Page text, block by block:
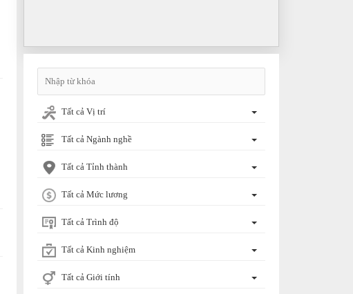
Tất cả Vị trí
Tất cả Ngành nghề
Tất cả Tỉnh thành
Tất cả Mức lương
Tất cả Trình độ
Tất cả Kinh nghiệm
Tất cả Giới tính